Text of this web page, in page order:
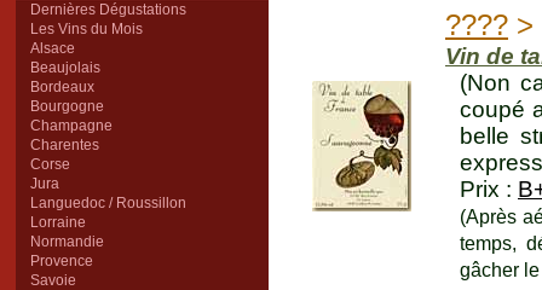
Dernières Dégustations
Les Vins du Mois
Alsace
Beaujolais
Bordeaux
Bourgogne
Champagne
Charentes
Corse
Jura
Languedoc / Roussillon
Lorraine
Normandie
Provence
Savoie
???? >
Vin de
(Non
coupé
belle
Prix :
(Après
temps,
gâcher